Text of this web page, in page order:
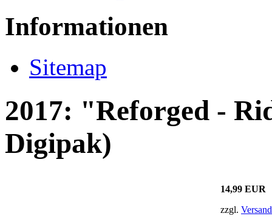
Informationen
Sitemap
2017: "Reforged -
Digipak)
14,99 EUR
zzgl.